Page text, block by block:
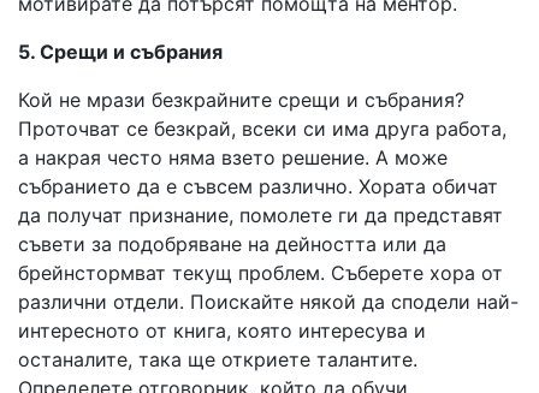
5. Срещи и събрания
Кой не мрази безкрайните срещи и събрания?
Проточват се безкрай, всеки си има друга работа,
а накрая често няма взето решение. А може
събранието да е съвсем различно. Хората обичат
да получат признание, помолете ги да представят
съвети за подобряване на дейността или да
брейнстормват текущ проблем. Съберете хора от
различни отдели. Поискайте някой да сподели най-
интересното от книга, която интересува и
останалите, така ще откриете талантите.
Определете отговорник, който да обучи